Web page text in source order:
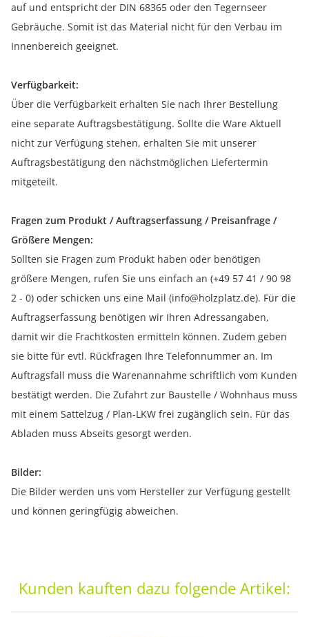
auf und entspricht der DIN 68365 oder den Tegernseer
Gebräuche. Somit ist das Material nicht für den Verbau im
Innenbereich geeignet.
Verfügbarkeit:
Über die Verfügbarkeit erhalten Sie nach Ihrer Bestellung
eine separate Auftragsbestätigung. Sollte die Ware Aktuell
nicht zur Verfügung stehen, erhalten Sie mit unserer
Auftragsbestätigung den nächstmöglichen Liefertermin
mitgeteilt.
Fragen zum Produkt / Auftragserfassung / Preisanfrage /
Größere Mengen:
Sollten sie Fragen zum Produkt haben oder benötigen
größere Mengen, rufen Sie uns einfach an (+49 57 41 / 90 98
2 - 0) oder schicken uns eine Mail (info@holzplatz.de). Für die
Auftragserfassung benötigen wir Ihren Adressangaben,
damit wir die Frachtkosten ermitteln können. Zudem geben
sie bitte für evtl. Rückfragen Ihre Telefonnummer an. Im
Auftragsfall muss die Warenannahme schriftlich vom Kunden
bestätigt werden. Die Zufahrt zur Baustelle / Wohnhaus muss
mit einem Sattelzug / Plan-LKW frei zugänglich sein. Für das
Abladen muss Abseits gesorgt werden.
Bilder:
Die Bilder werden uns vom Hersteller zur Verfügung gestellt
und können geringfügig abweichen.
Kunden kauften dazu folgende Artikel: